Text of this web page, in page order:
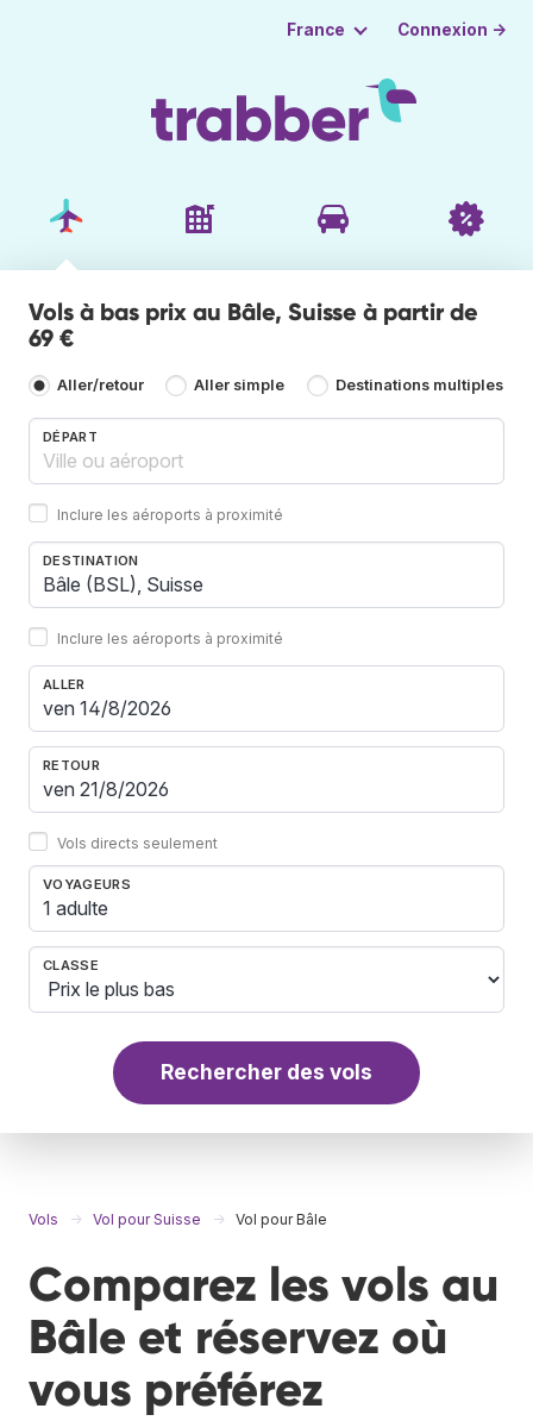
France Connexion →
Vols à bas prix au Bâle, Suisse à partir de
69 €
Aller/retour Aller simple Destinations multiples
DÉPART
Inclure les aéroports à proximité
DESTINATION
Inclure les aéroports à proximité
ALLER
RETOUR
Vols directs seulement
VOYAGEURS
1 adulte
CLASSE
Rechercher des vols
Vols Vol pour Suisse Vol pour Bâle
Comparez les vols au
Bâle et réservez où
vous préférez